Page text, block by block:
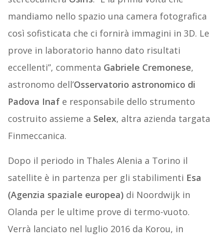
mandiamo nello spazio una camera fotografica
così sofisticata che ci fornirà immagini in 3D. Le
prove in laboratorio hanno dato risultati
eccellenti”, commenta Gabriele Cremonese,
astronomo dell’Osservatorio astronomico di
Padova Inaf e responsabile dello strumento
costruito assieme a Selex, altra azienda targata
Finmeccanica.
Dopo il periodo in Thales Alenia a Torino il
satellite è in partenza per gli stabilimenti Esa
(Agenzia spaziale europea) di Noordwijk in
Olanda per le ultime prove di termo-vuoto.
Verrà lanciato nel luglio 2016 da Korou, in